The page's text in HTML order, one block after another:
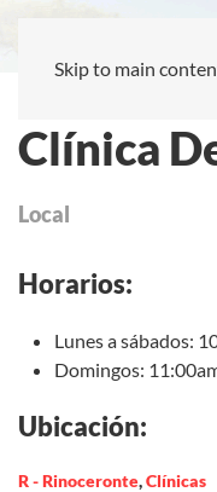
Skip to main
Clínica
Local
Horarios:
Lunes a sábados:
Domingos:
Ubicación:
R - Rinoceronte,Clínicas